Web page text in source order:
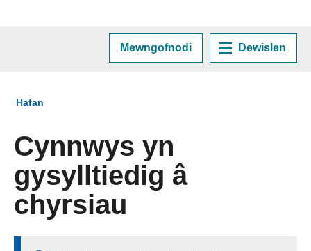
Mewngofnodi Dewislen
Cynllunio eich Gyrfa
Cyrsiau a Hyfforddiant
Rydych chi yma:
Hafan
Cynnwys yn
gysylltiedig â
chyrsiau